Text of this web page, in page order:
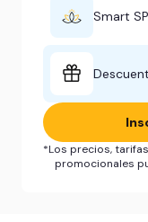
Smart
*Los precios,
promocionales